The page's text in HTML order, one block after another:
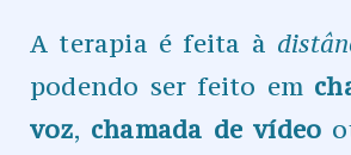
A terapia é feita à
podendo ser feito em
voz, chamada de vídeo